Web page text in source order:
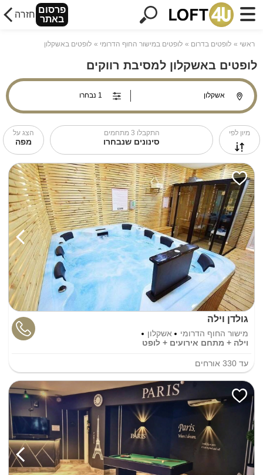
פרסום
באתר חזרה
ראשי לופטים בדרום לופטים במישור החוף הדרומי לופטים באשקלון
לופטים באשקלון למסיבת רווקים
מיון לפי התקבלו 3 מתחמים
סינונים שנבחרו
הצג על
מפה
גולדן וילה
מישור החוף הדרומי
אשקלון
וילה + מתחם אירועים + לופט
עד 330 אורחים